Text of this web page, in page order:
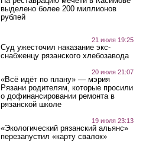
выделено более 200 миллионов
рублей
21 июля 19:25
Суд ужесточил наказание экс-
снабженцу рязанского хлебозавода
20 июля 21:07
«Всё идёт по плану» — мэрия
Рязани родителям, которые просили
о дофинансировании ремонта в
рязанской школе
19 июля 23:13
«Экологический рязанский альянс»
перезапустил «карту свалок»